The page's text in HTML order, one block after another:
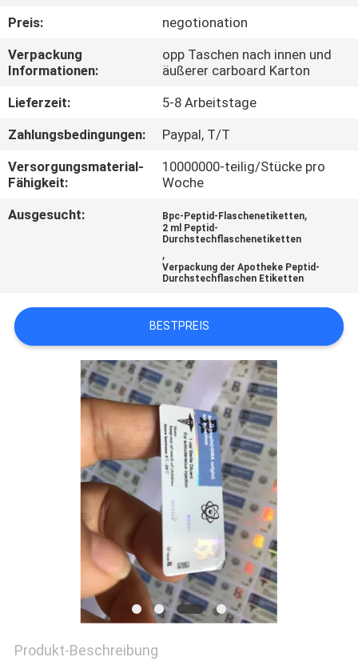
QUALITÄTSKONTROLLE
TRETEN
SIE
MIT
IN
VERBINDUNG
FÄLLE
SITEMAP
PRIVACY
Preis:
negotionation
Verpackung
Informationen:
opp Taschen nach innen und
äußerer carboard Karton
Lieferzeit:
5-8 Arbeitstage
Zahlungsbedingungen:
Paypal, T/T
Versorgungsmaterial-
Fähigkeit:
10000000-teilig/Stücke pro
Woche
Ausgesucht:
Bpc-Peptid-Flaschenetiketten,
2 ml Peptid-
Durchstechflaschenetiketten
,
Verpackung der Apotheke Peptid-
Durchstechflaschen Etiketten
BESTPREIS
Produkt-Beschreibung